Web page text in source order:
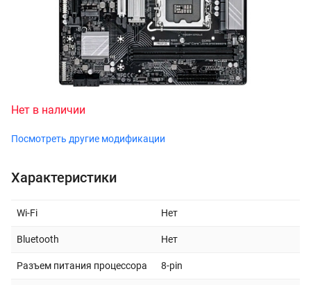
Нет в наличии
Посмотреть другие модификации
Характеристики
Wi-Fi Нет
Bluetooth Нет
Разъем питания процессора 8-pin